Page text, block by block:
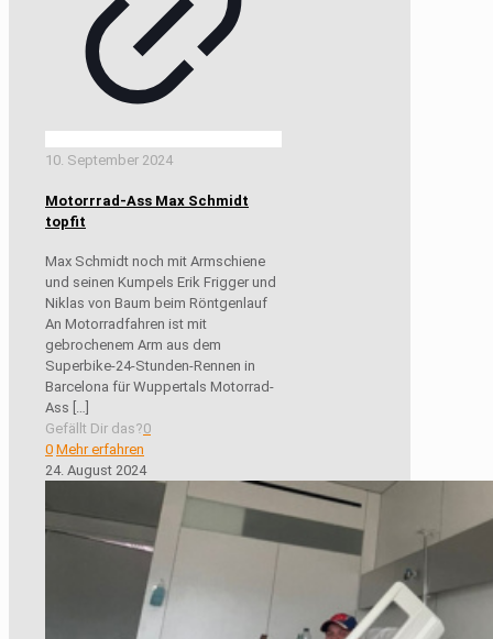
10. September 2024
Motorrrad-Ass Max Schmidt
topfit
Max Schmidt noch mit Armschiene
und seinen Kumpels Erik Frigger und
Niklas von Baum beim Röntgenlauf
An Motorradfahren ist mit
gebrochenem Arm aus dem
Superbike-24-Stunden-Rennen in
Barcelona für Wuppertals Motorrad-
Ass
Gefällt Dir das?0
0 Mehr erfahren
24. August 2024